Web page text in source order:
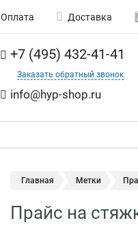
Оплата Доставка
+7 (495) 432-41-41
Заказать обратный звонок
info@hyp-shop.ru
Главная Метки
Прайс на